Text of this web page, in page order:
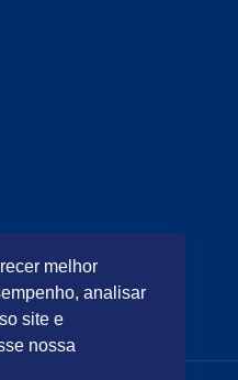
melhor
analisar
site e
nossa